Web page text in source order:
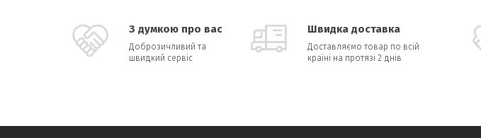
З думкою про вас
Доброзичливий та
швидкий сервіс
Швидка доставка
Доставляємо товар по всій
країні на протязі 2 днів